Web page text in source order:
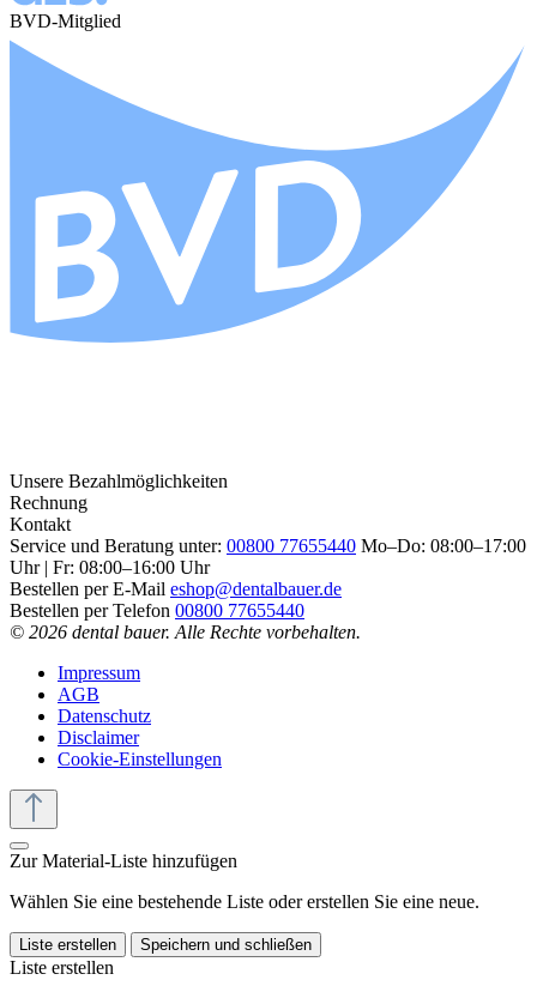
BVD-Mitglied
Unsere Bezahlmöglichkeiten
Rechnung
Kontakt
Service und Beratung unter: 00800 77655440 Mo–Do: 08:00–17:00
Uhr | Fr: 08:00–16:00 Uhr
Bestellen per E-Mail eshop@dentalbauer.de
Bestellen per Telefon 00800 77655440
© 2026 dental bauer. Alle Rechte vorbehalten.
Impressum
AGB
Datenschutz
Disclaimer
Cookie-Einstellungen
Zur Material-Liste hinzufügen
Wählen Sie eine bestehende Liste oder erstellen Sie eine neue.
Liste erstellen Speichern und schließen
Liste erstellen